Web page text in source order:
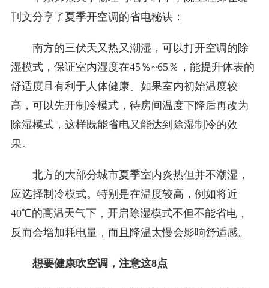
刊文分享了夏季开空调的省电秘诀：
南方的三伏天又热又潮湿，可以打开空调的除
湿模式，保证室内湿度在45％~65％，能提升体表的
舒适度且有利于人体健康。如果室内初始温度较
高，可以先开制冷模式，待房间温度下降后再改为
除湿模式，这样既能省电又能达到除湿制冷的效
果。
北方的大部分城市夏季室内炎热但并不潮湿，
应选择制冷模式。特别是在温度较高，例如将近
40℃的高温天气下，开启除湿模式不但不能省电，
反而会增加耗电量，而且降温太慢会影响舒适感。
想要健康吹空调，注意这8点